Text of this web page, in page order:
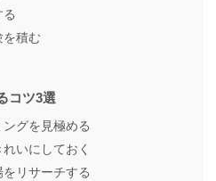
積む
コツ3選
グを見極める
いにしておく
リサーチする